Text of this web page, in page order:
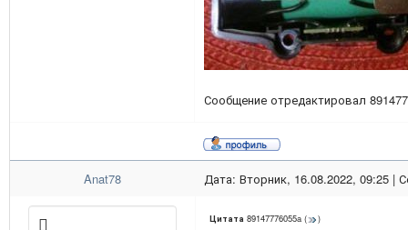
Сообщение отредактировал
Anat78 Дата: Вторник, 16.08.2022, 09:25 |
Цитата 89147776055a ( )